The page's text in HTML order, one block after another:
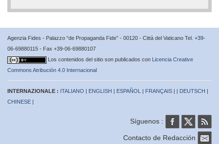
Agenzia Fides - Palazzo “de Propaganda Fide” - 00120 - Città del Vaticano Tel. +39-
06-69880115 - Fax +39-06-69880107
Los contenidos del sitio son publicados con
Licencia Creative
Commons Atribución 4.0 Internacional
INTERNAZIONALE : ITALIANO ENGLISH ESPAÑOL FRANÇAIS DEUTSCH
CHINESE
Síguenos :
Contacto de Redacción